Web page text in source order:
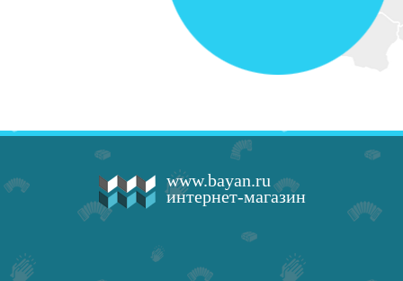
www.bayan.ru
интернет-магазин